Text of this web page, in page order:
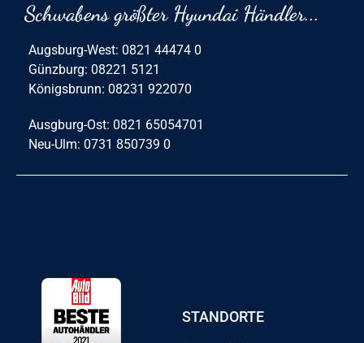
Schwabens größter Hyundai Händler...
Augsburg-West: 0821 44474 0
Günzburg: 08221 5121
Königsbrunn: 08231 922070
Ausgburg-Ost: 0821 65054701
Neu-Ulm: 0731 850739 0
STANDORTE